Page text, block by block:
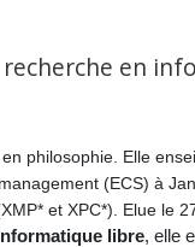
en
philosophie. Elle
(ECS) à
et XPC*). Elue le
libre, elle